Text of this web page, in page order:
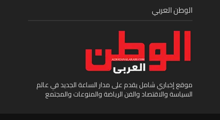
الوطن العربي
موقع إخباري شامل يقدم على مدار الساعة الجديد في عالم
السياسة والاقتصاد والفن الرياضة والمنوعات والمجتمع